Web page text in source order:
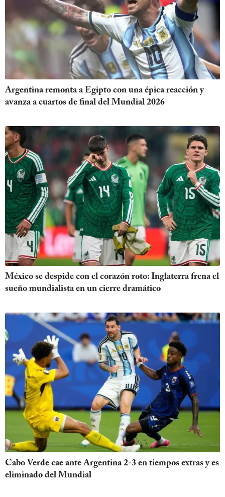
Argentina remonta a Egipto con una épica reacción y
avanza a cuartos de final del Mundial 2026
México se despide con el corazón roto: Inglaterra frena el
sueño mundialista en un cierre dramático
Cabo Verde cae ante Argentina 2-3 en tiempos extras y es
eliminado del Mundial